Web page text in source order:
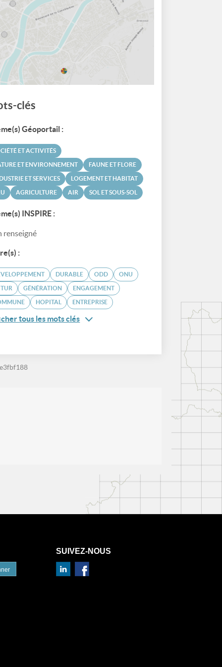
clés
Géoportail :
ET ACTIVITÉS
ET ENVIRONNEMENT FAUNE ET FLORE
ET SERVICES LOGEMENT ET HABITAT
AGRICULTURE AIR SOL ET SOUS-SOL
INSPIRE :
renseigné
:
DURABLE ODD ONU
GÉNÉRATION ENGAGEMENT
HOPITAL ENTREPRISE
tous les mots clés
SUIVEZ-NOUS